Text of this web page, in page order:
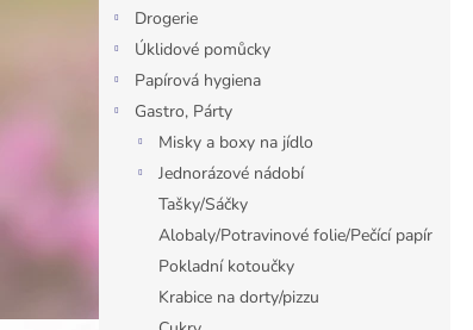
Drogerie
Úklidové pomůcky
Papírová hygiena
Gastro, Párty
Misky a boxy na jídlo
Jednorázové nádobí
Tašky/Sáčky
Alobaly/Potravinové folie/Pečící papír
Pokladní kotoučky
Krabice na dorty/pizzu